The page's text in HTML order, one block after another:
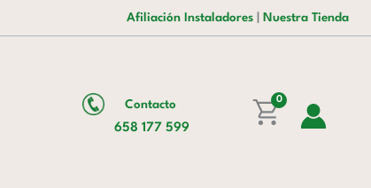
Afiliación Instaladores Nuestra Tienda
Contacto
658 177 599
0